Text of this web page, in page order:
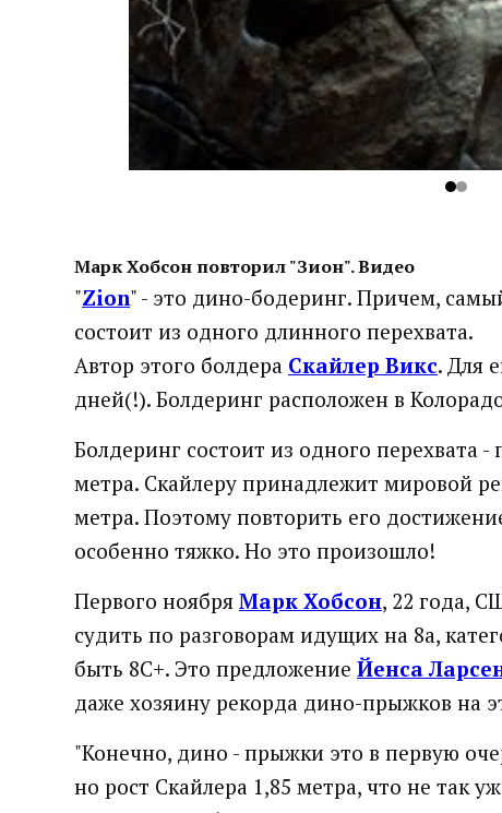
Марк Хобсон повторил "Зион". Видео
"Zion" - это дино-бодеринг. Причем,
состоит из одного длинного перехвата.
Автор этого болдера Скайлер Викс. Для
дней(!). Болдеринг расположен в
Болдеринг состоит из одного перехвата
метра. Скайлеру принадлежит мировой
метра. Поэтому повторить его
особенно тяжко. Но это произошло!
Первого ноября Марк Хобсон, 22 года,
судить по разговорам идущих на 8а,
быть 8С+. Это предложение Йенса
даже хозяину рекорда дино-прыжков на
"Конечно, дино - прыжки это в первую
но рост Скайлера 1,85 метра, что не так